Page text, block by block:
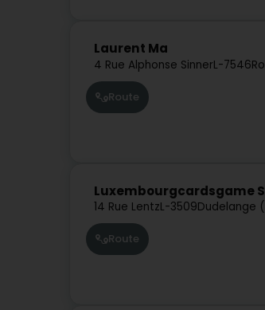
Laurent Ma
4 Rue Alphonse SinnerL-7546
Route
Luxembourgcardsgame
14 Rue LentzL-3509Dudelange
Route